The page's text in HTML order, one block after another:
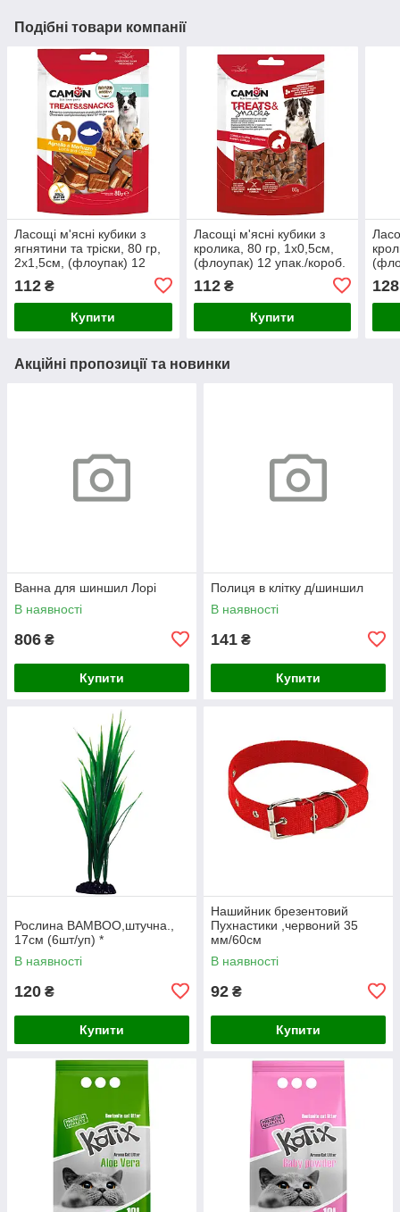
Подібні товари компанії
Ласощі м'ясні кубики з
ягнятини та тріски, 80 гр,
2x1,5см, (флоупак) 12
упак./короб. (ціна за упак)
112 ₴
Купити
Ласощі м'ясні кубики з
кролика, 80 гр, 1x0,5см,
(флоупак) 12 упак./короб.
112₴
Купити
128
Акційні пропозиції та новинки
Ванна для шиншил Лорі
В наявності
806 ₴
Купити
Полиця в клітку д/шиншил
В наявності
141 ₴
Купити
Рослина BAMBOO,штучна.,
17см (6шт/уп) *
В наявності
120 ₴
Купити
Нашийник брезентовий
Пухнастики ,червоний 35
мм/60см
В наявності
92 ₴
Купити